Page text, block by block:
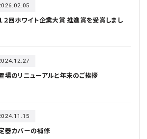
２回ホワイト企業大賞 推進賞を受賞しまし
場のリニューアルと年末のご挨拶
器カバーの補修